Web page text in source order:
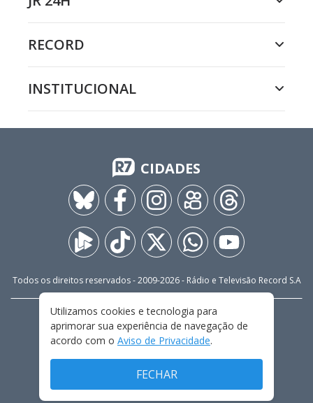
RECORD
INSTITUCIONAL
CIDADES
Todos os direitos reservados - 2009-2026- Rádio e Televisão Record S.A
FALE CONOSCO
PRIVACIDADE
TERMOS E CONDIÇÕES DE USO
Utilizamos cookies e tecnologia para
aprimorar sua experiência de navegação de
acordo com o Aviso de Privacidade.
FECHAR